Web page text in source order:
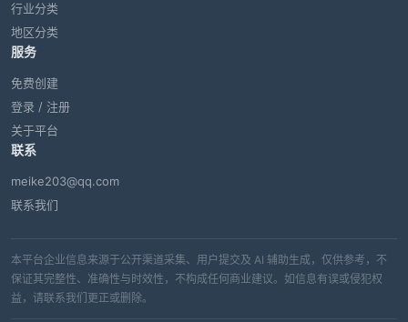
行业分类
地区分类
服务
免费创建
登录 / 注册
关于平台
联系
meike203@qq.com
联系我们
本平台企业信息来源于公开渠道采集、用户提交及 AI 辅助生成，仅供参考，不
保证其完整性、准确性与时效性，不构成任何商业建议。如信息有误或侵犯权
益，请联系我们更正或删除。